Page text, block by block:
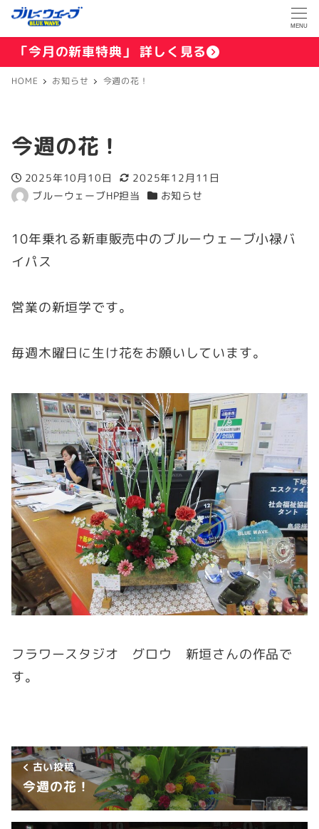
MENU
「今月の新車特典」 詳しく見る
HOME お知らせ 今週の花！
今週の花！
投稿日
2025年10月10日
更新日
2025年12月11日
著
ブルーウェーブHP担当
カテゴリー
お知らせ
10年乗れる新車販売中のブルーウェーブ小禄バ
イパス
営業の新垣学です。
毎週木曜日に生け花をお願いしています。
フラワースタジオ グロウ 新垣さんの作品で
す。
古い投稿
今週の花！